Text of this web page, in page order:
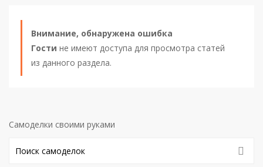
Внимание, обнаружена ошибка
Гости не имеют доступа для просмотра статей
из данного раздела.
Самоделки своими руками